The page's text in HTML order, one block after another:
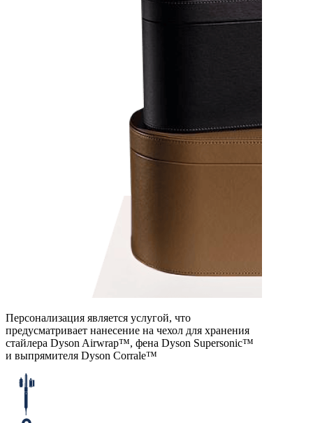
Персонализация является услугой, что
предусматривает нанесение на чехол для хранения
стайлера Dyson Airwrap™, фена Dyson Supersonic™
и выпрямителя Dyson Corralе™